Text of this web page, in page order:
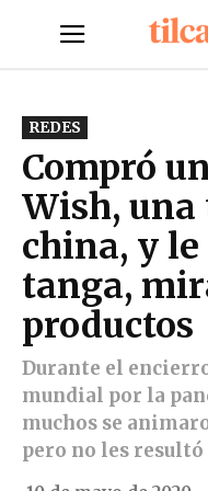
REDES
Compró
Wish,
china, y
tanga,
productos
Durante el
mundial por la
muchos se
pero no les